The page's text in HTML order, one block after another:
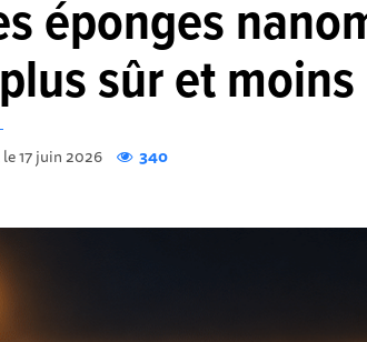
éponges
sûr et
le 17 juin 2026 340